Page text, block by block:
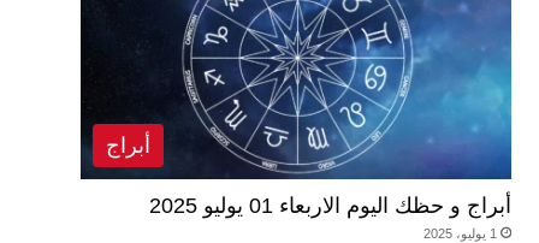
أبراج
أبراج و حظك اليوم الاربعاء 01 يوليو 2025
1 يوليو، 2025